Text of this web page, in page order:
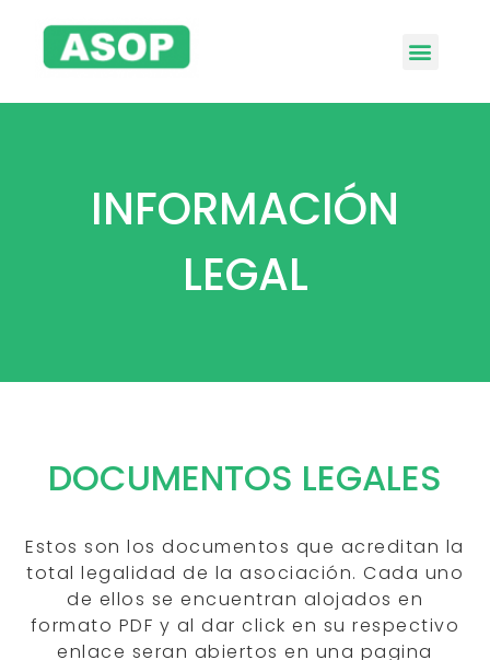
INFORMACIÓN
LEGAL
DOCUMENTOS LEGALES
Estos son los documentos que acreditan la
total legalidad de la asociación. Cada uno
de ellos se encuentran alojados en
formato PDF y al dar click en su respectivo
enlace seran abiertos en una pagina